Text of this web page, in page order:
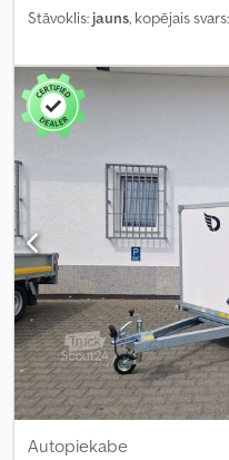
Stāvoklis: jauns, kopējais svars:
Autopiekabe